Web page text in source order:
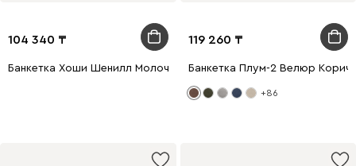
104 340
Банкетка Хоши Шенилл Молочный
119 260
Банкетка Плум-2 Велюр
+86